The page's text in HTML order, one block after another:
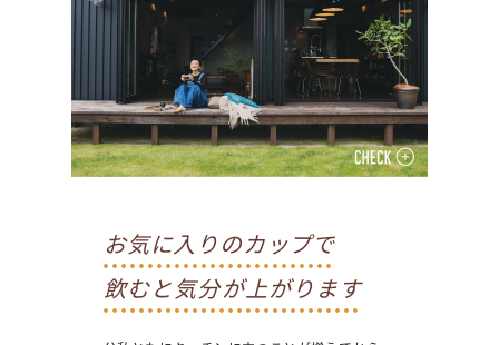
お気に入りのカップで
飲むと気分が上がります